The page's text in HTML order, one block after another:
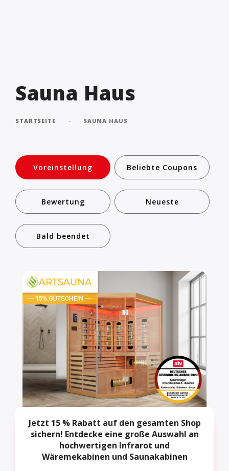
Sauna Haus
STARTSEITE - SAUNA HAUS
Voreinstellung Beliebte Coupons
Bewertung Neueste
Bald beendet
Jetzt 15 % Rabatt auf den gesamten Shop
sichern! Entdecke eine große Auswahl an
hochwertigen Infrarot und
Wäremekabinen und Saunakabinen